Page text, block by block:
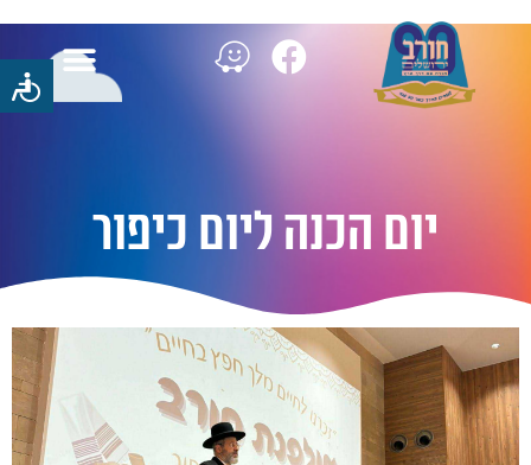
יום הכנה ליום כיפור
יום הכנה ליום כיפור